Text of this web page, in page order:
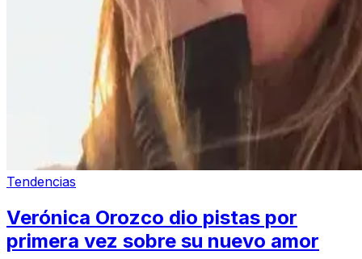
Tendencias
Verónica Orozco dio pistas por
primera vez sobre su nuevo amor